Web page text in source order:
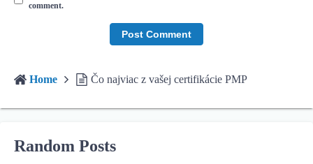
comment.
Home Čo najviac z vašej certifikácie PMP
Random Posts